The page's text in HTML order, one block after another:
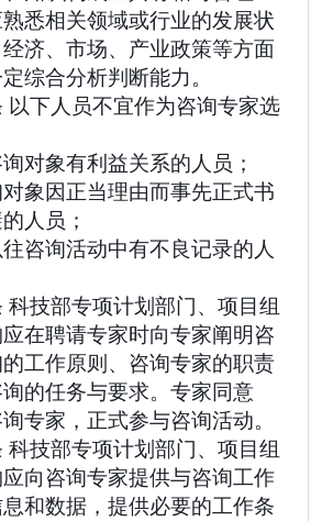
悉相关领域或行业的发展状
济、市场、产业政策等方面
综合分析判断能力。
下人员不宜作为咨询专家选
象有利益关系的人员；
因正当理由而事先正式书
人员；
询活动中有不良记录的人
技部专项计划部门、项目组
在聘请专家时向专家阐明咨
工作原则、咨询专家的职责
的任务与要求。专家同意
专家，正式参与咨询活动。
技部专项计划部门、项目组
向咨询专家提供与咨询工作
和数据，提供必要的工作条